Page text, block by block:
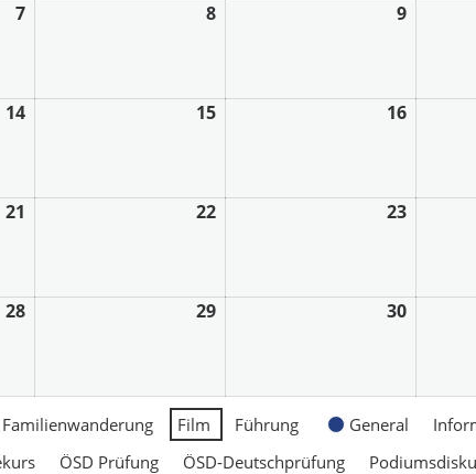
7 8 9
14 15 16
21 22 23
28 29 30
Familienwanderung Film Führung General
ÖSD Prüfung ÖSD-Deutschprüfung